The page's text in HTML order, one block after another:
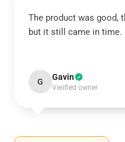
The product was good,
but it still came in time.
G Gavin
Verified owner